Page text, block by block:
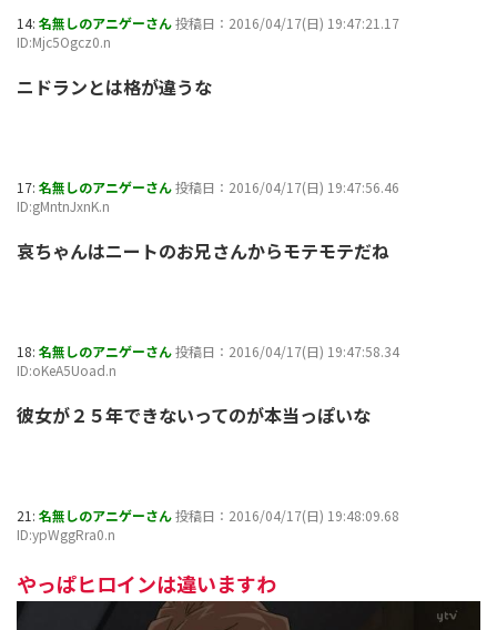
14: 名無しのアニゲーさん投稿日：2016/04/17(日) 19:47:21.17
ID:Mjc5Ogcz0.n
ニドランとは格が違うな
17: 名無しのアニゲーさん投稿日：2016/04/17(日) 19:47:56.46
ID:gMntnJxnK.n
哀ちゃんはニートのお兄さんからモテモテだね
18: 名無しのアニゲーさん投稿日：2016/04/17(日) 19:47:58.34
ID:oKeA5Uoad.n
彼女が２５年できないってのが本当っぽいな
21: 名無しのアニゲーさん投稿日：2016/04/17(日) 19:48:09.68
ID:ypWggRra0.n
やっぱヒロインは違いますわ